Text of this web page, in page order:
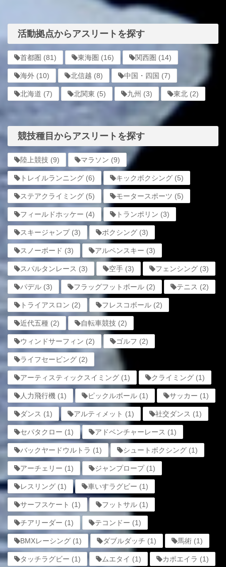
活動拠点からアスリートを探す
首都圏 (81) 東海圏 (16) 関西圏 (14)
海外 (10) 北信越 (8) 中国・四国 (7)
北海道 (7) 北関東 (5) 九州 (3) 東北 (2)
競技種目からアスリートを探す
陸上競技 (9) マラソン (9)
トレイルランニング (6) キックボクシング (5)
ステアクライミング (5) モータースポーツ (5)
フィールドホッケー (4) トランポリン (3)
スキージャンプ(3) ボクシング (3)
スノーボード (3) アルペンスキー (3)
スパルタンレース (3) 空手 (3) フェンシング (3)
パデル (3) フラッグフットボール (2) テニス (2)
トライアスロン (2) フレスコボール (2)
近代五種 (2) 自転車競技 (2)
ウィンドサーフィン (2) ゴルフ (2)
ライフセービング (2)
アーティスティックスイミング (1) クライミング (1)
人力飛行機 (1) ピックルボール (1) サッカー (1)
ダンス (1) アルティメット (1) 社交ダンス (1)
セパタクロー (1) アドベンチャーレース (1)
バックヤードウルトラ (1) シュートボクシング (1)
アーチェリー (1) ジャンプロープ(1)
レスリング (1) 車いすラグビー (1)
サーフスケート (1) フットサル (1)
チアリーダー (1) テコンドー (1)
BMXレーシング (1) ダブルダッチ (1) 馬術 (1)
タッチラグビー (1) ムエタイ (1) カポエイラ (1)